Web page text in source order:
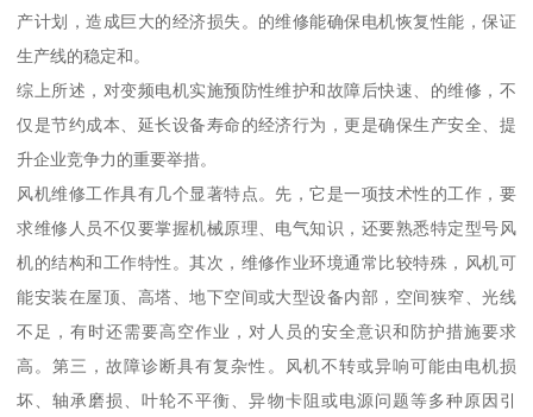
产计划，造成巨大的经济损失。的维修能确保电机恢复性能，保证
生产线的稳定和。
综上所述，对变频电机实施预防性维护和故障后快速、的维修，不
仅是节约成本、延长设备寿命的经济行为，更是确保生产安全、提
升企业竞争力的重要举措。
风机维修工作具有几个显著特点。先，它是一项技术性的工作，要
求维修人员不仅要掌握机械原理、电气知识，还要熟悉特定型号风
机的结构和工作特性。其次，维修作业环境通常比较特殊，风机可
能安装在屋顶、高塔、地下空间或大型设备内部，空间狭窄、光线
不足，有时还需要高空作业，对人员的安全意识和防护措施要求
高。第三，故障诊断具有复杂性。风机不转或异响可能由电机损
坏、轴承磨损、叶轮不平衡、异物卡阻或电源问题等多种原因引